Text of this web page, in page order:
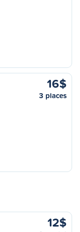
16$
3 places
12$